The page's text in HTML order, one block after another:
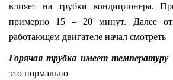
влияет на трубки кондиционера.
примерно 15 – 20 минут. Далее
работающем двигателе начал смотреть
Горячая трубка имеет температуру
это нормально